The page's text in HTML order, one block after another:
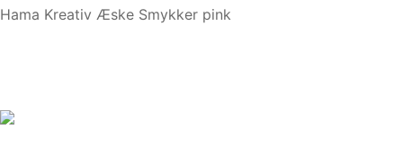
Hama Kreativ Æske Smykker pink